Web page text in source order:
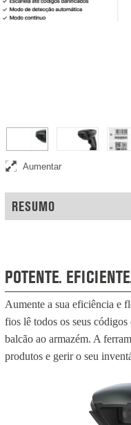
Leitor de códigos de
Aumentar
RESUMO
POTENTE.
Aumente a sua eficiência e
fios lê todos os seus
balcão ao armazém. A
produtos e gerir o seu